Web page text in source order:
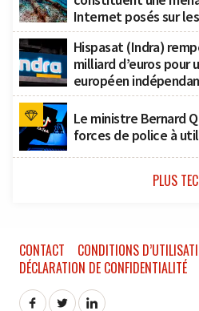
Internet posés sur
Hispasat (Indra)
milliard d’euros pour
européen
Le ministre Bernard
forces de police à
PLUS
CONTACT
CONDITIONS
DÉCLARATION DE CONFIDENTIALITÉ